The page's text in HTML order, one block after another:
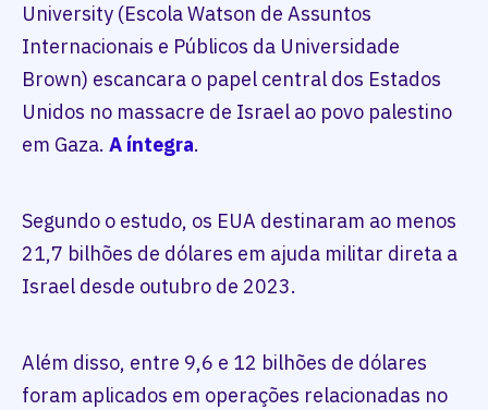
University (Escola Watson de Assuntos
Internacionais e Públicos da Universidade
Brown) escancara o papel central dos Estados
Unidos no massacre de Israel ao povo palestino
em Gaza. A íntegra.
Segundo o estudo, os EUA destinaram ao menos
21,7 bilhões de dólares em ajuda militar direta a
Israel desde outubro de 2023.
Além disso, entre 9,6 e 12 bilhões de dólares
foram aplicados em operações relacionadas no